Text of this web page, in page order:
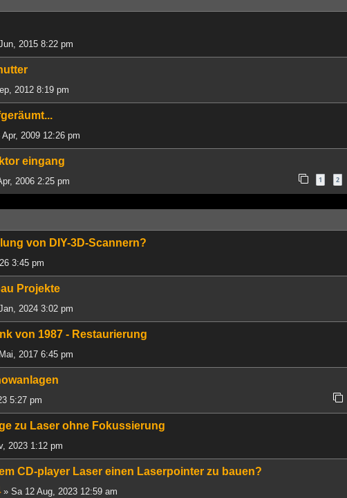
2015 8:22 pm
2012 8:19 pm
2009 12:26 pm
eingang
2006 2:25 pm 1 2
von DIY-3D-Scannern?
3:45 pm
Projekte
2024 3:02 pm
von 1987 - Restaurierung
2017 6:45 pm
5:27 pm
zu Laser ohne Fokussierung
2023 1:12 pm
CD-player Laser einen Laserpointer zu bauen?
» Sa 12 Aug, 2023 12:59 am